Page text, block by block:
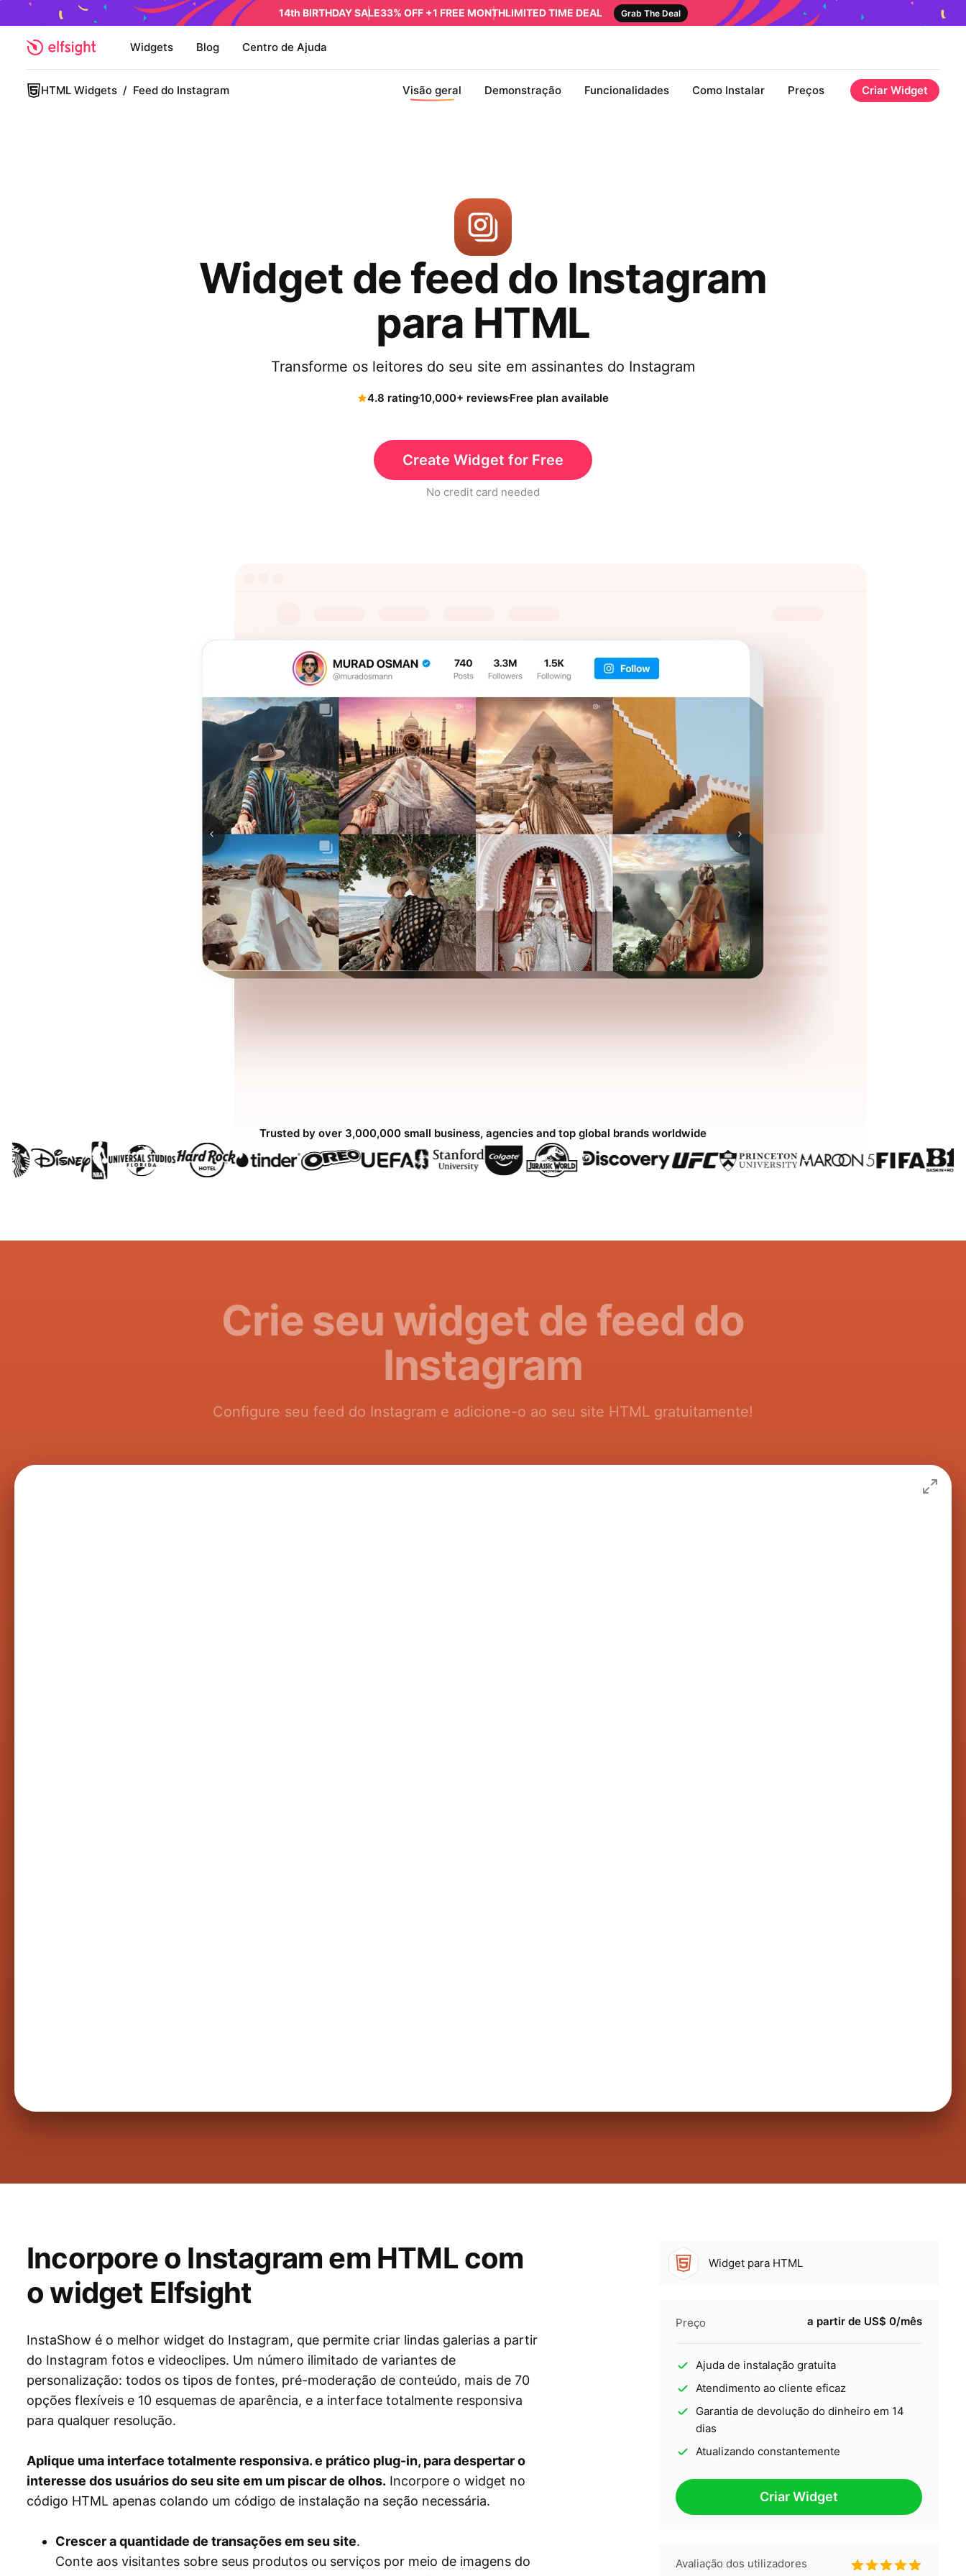
14th BIRTHDAY SALE33% OFF +1 FREE MONTHLIMITED TIME DEAL Grab The Deal
Widgets Blog Centro de Ajuda
HTML Widgets / Feed do Instagram Visão geral Demonstração Funcionalidades Como Instalar Preços Criar Widget
Widget de feed do Instagram
para HTML
Transforme os leitores do seu site em assinantes do Instagram
4.8 rating10,000+ reviewsFree plan available
Create Widget for Free
No credit card needed
Trusted by over 3,000,000 small business, agencies and top global brands worldwide
Crie seu widget de feed do
Instagram
Configure seu feed do Instagram e adicione-o ao seu site HTML gratuitamente!
Incorpore o Instagram em HTML com
o widget Elfsight
InstaShow é o melhor widget do Instagram, que permite criar lindas galerias a partir
do Instagram fotos e videoclipes. Um número ilimitado de variantes de
personalização: todos os tipos de fontes, pré-moderação de conteúdo, mais de 70
opções flexíveis e 10 esquemas de aparência, e a interface totalmente responsiva
para qualquer resolução.
Aplique uma interface totalmente responsiva. e prático plug-in, para despertar o
interesse dos usuários do seu site em um piscar de olhos. Incorpore o widget no
código HTML apenas colando um código de instalação na seção necessária.
Crescer a quantidade de transações em seu site.
Conte aos visitantes sobre seus produtos ou serviços por meio de imagens do
Widget para HTML
Preço a partir de US$ 0/mês
Ajuda de instalação gratuita
Atendimento ao cliente eficaz
Garantia de devolução do dinheiro em 14
dias
Atualizando constantemente
Criar Widget
Avaliação dos utilizadores